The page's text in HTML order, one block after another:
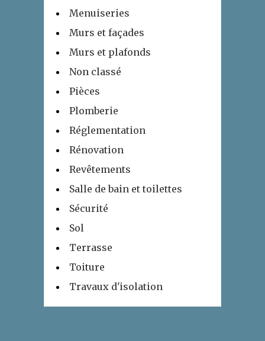
Menuiseries
Murs et façades
Murs et plafonds
Non classé
Pièces
Plomberie
Réglementation
Rénovation
Revêtements
Salle de bain et toilettes
Sécurité
Sol
Terrasse
Toiture
Travaux d'isolation